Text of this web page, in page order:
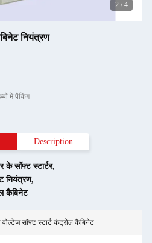
2 / 4
नियंत्रण
में पैकिंग
Description
के सॉफ्ट स्टार्टर,
नियंत्रण,
कैबिनेट
वोल्टेज सॉफ्ट स्टार्ट कंट्रोल कैबिनेट